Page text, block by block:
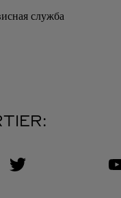
служба
Visit us on Twitter
Link Opens in New Tab